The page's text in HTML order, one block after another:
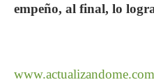
empeño, al final, lo
www.actualizandome.com